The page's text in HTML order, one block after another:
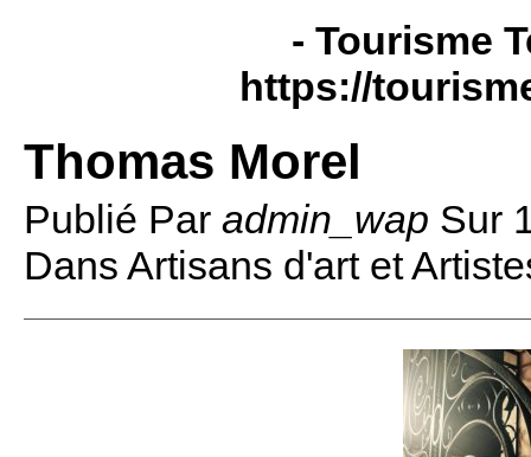
- Tourisme
https://
Thomas Morel
Publié Par admin_wap Sur
Dans Artisans d'art et